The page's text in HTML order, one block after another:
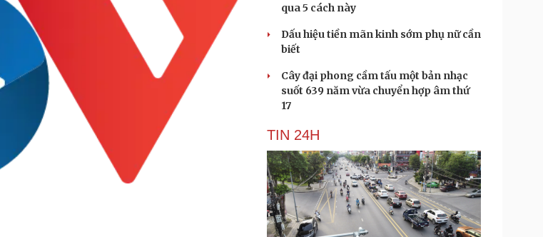
qua 5 cách này
Dấu hiệu tiền mãn kinh sớm phụ nữ cần
biết
Cây đại phong cầm tấu một bản nhạc
suốt 639 năm vừa chuyển hợp âm thứ
17
TIN 24H